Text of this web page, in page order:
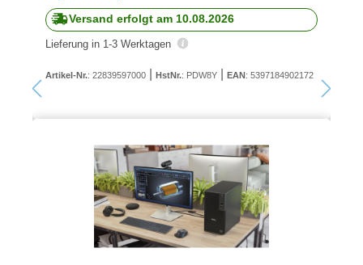
Versand erfolgt am 10.08.2026
Lieferung in 1-3 Werktagen
Artikel-Nr.: 22839597000 HstNr.: PDW8Y EAN: 5397184902172